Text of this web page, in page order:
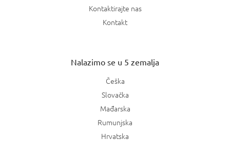
Kontaktirajte nas
Kontakt
Nalazimo se u 5 zemalja
Češka
Slovačka
Mađarska
Rumunjska
Hrvatska